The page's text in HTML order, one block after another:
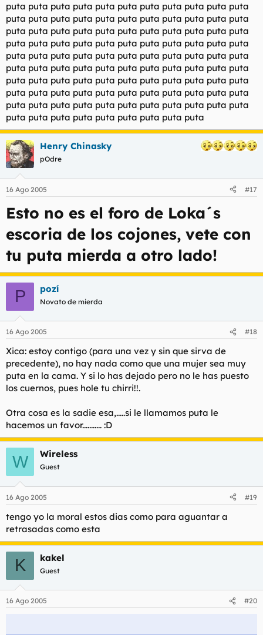
puta puta puta puta puta puta puta puta puta puta puta
puta puta puta puta puta puta puta puta puta puta puta
puta puta puta puta puta puta puta puta puta puta puta
puta puta puta puta puta puta puta puta puta puta puta
puta puta puta puta puta puta puta puta puta puta puta
puta puta puta puta puta puta puta puta puta puta puta
puta puta puta puta puta puta puta puta puta puta puta
puta puta puta puta puta puta puta puta puta puta puta
puta puta puta puta puta puta puta puta puta puta puta
puta puta puta puta puta puta puta puta puta
Henry Chinasky
pOdre
16 Ago 2005 #17
Esto no es el foro de Loka´s
escoria de los cojones, vete con
tu puta mierda a otro lado!
P pozí
Novato de mierda
16 Ago 2005 #18
Xica: estoy contigo (para una vez y sin que sirva de
precedente), no hay nada como que una mujer sea muy
puta en la cama. Y si lo has dejado pero no le has puesto
los cuernos, pues hole tu chirri!!.
Otra cosa es la sadie esa,.....si le llamamos puta le
hacemos un favor........... :D
W Wireless
Guest
16 Ago 2005 #19
tengo yo la moral estos dias como para aguantar a
retrasadas como esta
K kakel
Guest
16 Ago 2005 #20